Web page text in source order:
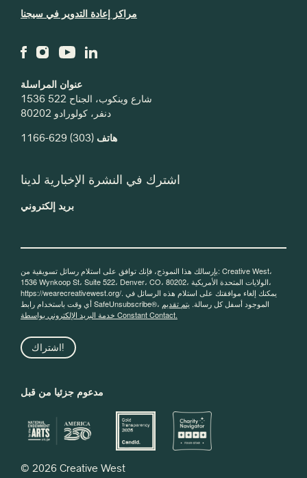
عنوان المراسلة
1536 شارع وينكوب، الجناح 522
دنفر، كولورادو 80202
هاتف (303) 629-1166
مراكز إعادة التدوير في سيجنا
اشترك في النشرة الإخبارية لدينا
بريد إلكتروني
بإرسالك هذا النموذج، فإنك توافق على استلام رسائل تسويقية من: Creative West،
1536 Wynkoop St، Suite 522، Denver، CO، 80202، الولايات المتحدة الأمريكية،
https://wearecreativewest.org/. يمكنك إلغاء موافقتك على استلام هذه الرسائل في
أي وقت باستخدام رابط SafeUnsubscribe®، الموجود أسفل كل رسالة. يتم تقديم
خدمة البريد الإلكتروني بواسطة Constant Contact.
اشتراك!
مدعوم جزئيا من قبل
© 2026 Creative West